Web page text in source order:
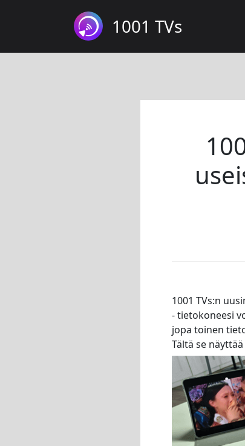
1001 TVs
1001 TVs:n
- tietokoneesi
jopa toinen
Tältä se